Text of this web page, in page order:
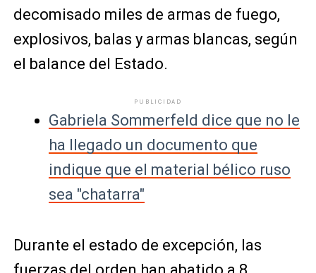
decomisado miles de armas de fuego,
explosivos, balas y armas blancas, según
el balance del Estado.
PUBLICIDAD
Gabriela Sommerfeld dice que no le
ha llegado un documento que
indique que el material bélico ruso
sea "chatarra"
Durante el estado de excepción, las